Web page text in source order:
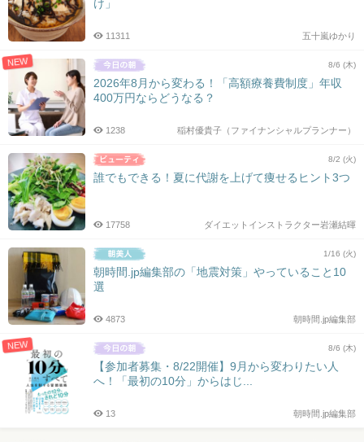
け」
五十嵐ゆかり
11311
NEW 8/6 (木)
2026年8月から変わる！「高額療養費制度」年収
400万円ならどうなる？
稲村優貴子（ファイナンシャルプランナー）
1238
8/2 (火)
誰でもできる！夏に代謝を上げて痩せるヒント3つ
ダイエットインストラクター岩瀬結暉
17758
1/16 (火)
朝時間.jp編集部の「地震対策」やっていること10
選
朝時間.jp編集部
4873
NEW 8/6 (木)
【参加者募集・8/22開催】9月から変わりたい人
へ！「最初の10分」からはじ...
朝時間.jp編集部
13